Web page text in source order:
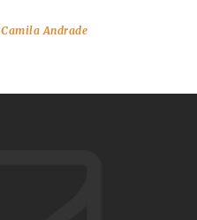
Camila Andrade